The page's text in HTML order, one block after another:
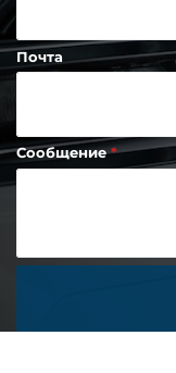
Почта
Сообщение